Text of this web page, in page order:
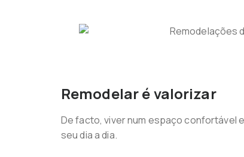
Remodelar é valorizar
De facto, viver num espaço confortável
seu dia a dia.